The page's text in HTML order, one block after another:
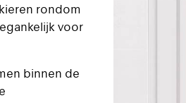
rondom
voor
binnen de